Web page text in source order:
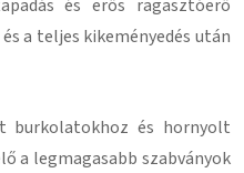
és erős ragasztóerő
a teljes kikeményedés után
burkolatokhoz és hornyolt
a legmagasabb szabványok